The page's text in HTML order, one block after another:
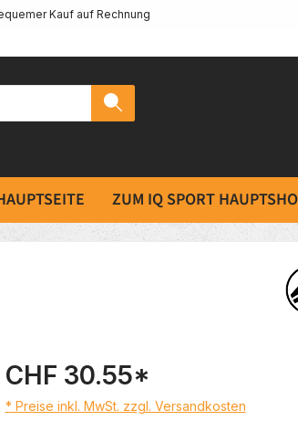
Kauf auf Rechnung
ZUM IQ SPORT
CHF 30.55*
* Preise inkl. MwSt. zzgl. Versandkosten